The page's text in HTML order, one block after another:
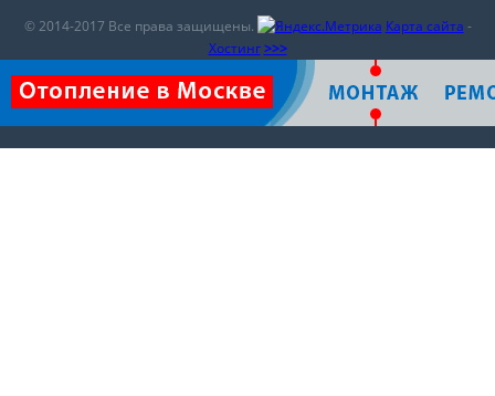
© 2014-2017 Все права защищены. Карта сайта -
Хостинг >>>